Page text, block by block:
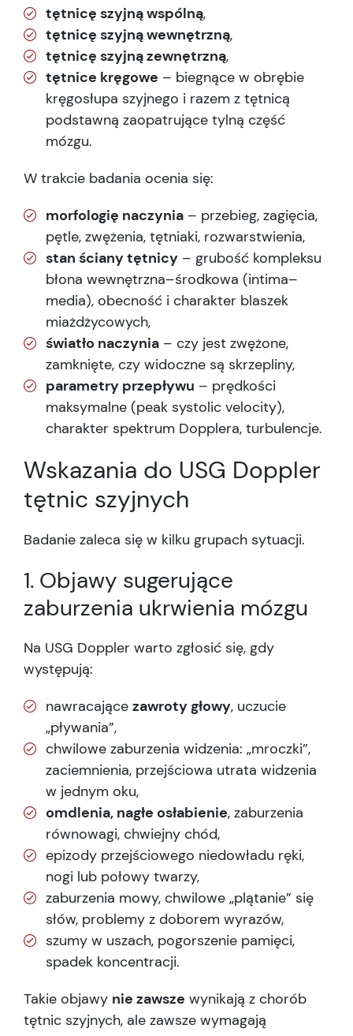
tętnicę szyjną wspólną,
tętnicę szyjną wewnętrzną,
tętnicę szyjną zewnętrzną,
tętnice kręgowe – biegnące w obrębie
kręgosłupa szyjnego i razem z tętnicą
podstawną zaopatrujące tylną część
mózgu.
W trakcie badania ocenia się:
morfologię naczynia – przebieg, zagięcia,
pętle, zwężenia, tętniaki, rozwarstwienia,
stan ściany tętnicy – grubość kompleksu
błona wewnętrzna–środkowa (intima–
media), obecność i charakter blaszek
miażdżycowych,
światło naczynia – czy jest zwężone,
zamknięte, czy widoczne są skrzepliny,
parametry przepływu – prędkości
maksymalne (peak systolic velocity),
charakter spektrum Dopplera, turbulencje.
Wskazania do USG Doppler
tętnic szyjnych
Badanie zaleca się w kilku grupach sytuacji.
1. Objawy sugerujące
zaburzenia ukrwienia mózgu
Na USG Doppler warto zgłosić się, gdy
występują:
nawracające zawroty głowy, uczucie
„pływania”,
chwilowe zaburzenia widzenia: „mroczki”,
zaciemnienia, przejściowa utrata widzenia
w jednym oku,
omdlenia, nagłe osłabienie, zaburzenia
równowagi, chwiejny chód,
epizody przejściowego niedowładu ręki,
nogi lub połowy twarzy,
zaburzenia mowy, chwilowe „plątanie” się
słów, problemy z doborem wyrazów,
szumy w uszach, pogorszenie pamięci,
spadek koncentracji.
Takie objawy nie zawsze wynikają z chorób
tętnic szyjnych, ale zawsze wymagają